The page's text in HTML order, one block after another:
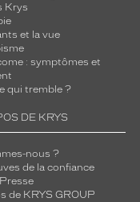
Krys
et la vue
: symptômes et
qui tremble ?
DE KRYS
nous ?
de la confiance
de KRYS GROUP